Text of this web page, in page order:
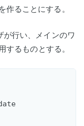
作ることにする。
が行い、メインのワ
するものとする。